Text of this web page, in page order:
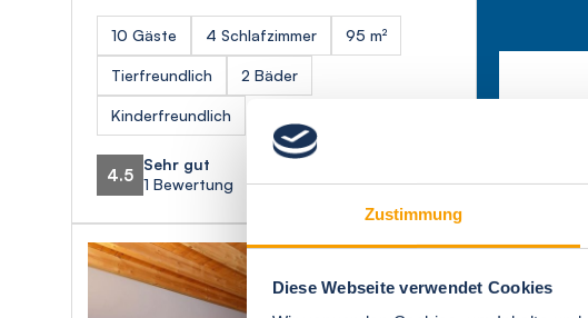
Zustimmung
Diese Webseite verwendet Cookies
10 Gäste 4 Schlafzimmer 95 m²
Tierfreundlich 2 Bäder
Kinderfreundlich
4.5
Sehr gut
1 Bewertung